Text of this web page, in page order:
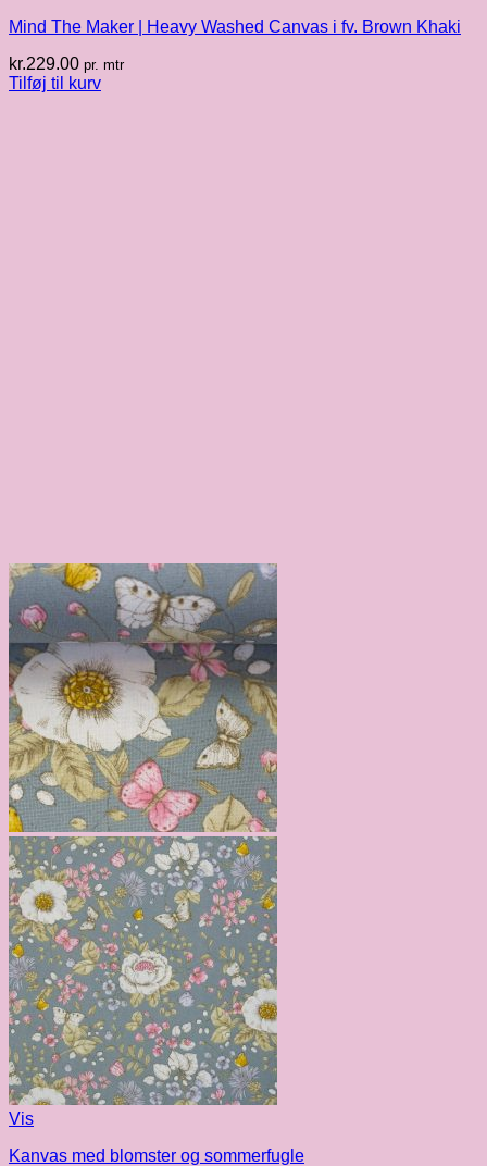
Mind The Maker | Heavy Washed Canvas i fv. Brown Khaki
kr.229.00 pr. mtr
Tilføj til kurv
Vis
Kanvas med blomster og sommerfugle